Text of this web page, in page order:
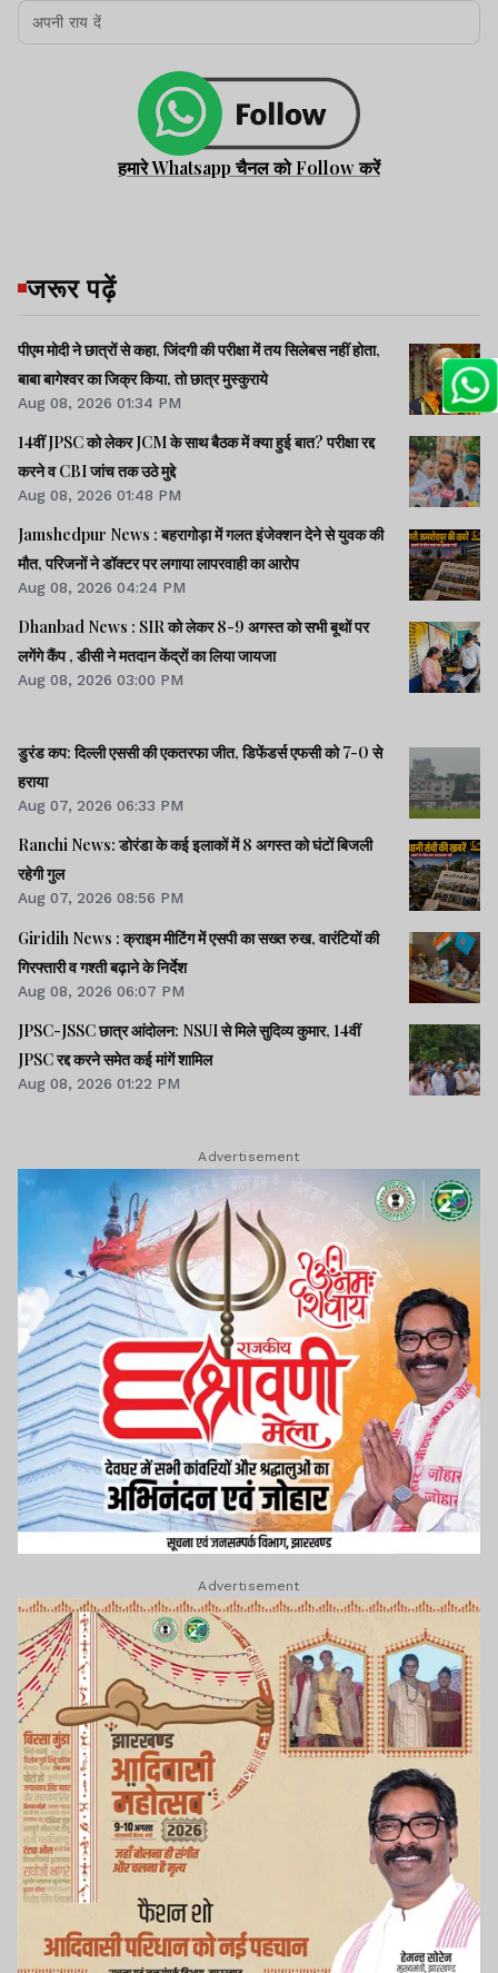
हमारे Whatsapp चैनल को Follow करें
जरूर पढ़ें
पीएम मोदी ने छात्रों से कहा, जिंदगी की परीक्षा में तय सिलेबस नहीं होता,
बाबा बागेश्वर का जिक्र किया, तो छात्र मुस्कुराये
Aug 08, 2026 01:34 PM
14वीं JPSC को लेकर JCM के साथ बैठक में क्या हुई बात? परीक्षा रद्द
करने व CBI जांच तक उठे मुद्दे
Aug 08, 2026 01:48 PM
Jamshedpur News : बहरागोड़ा में गलत इंजेक्शन देने से युवक की
मौत, परिजनों ने डॉक्टर पर लगाया लापरवाही का आरोप
Aug 08, 2026 04:24 PM
Dhanbad News : SIR को लेकर 8-9 अगस्त को सभी बूथों पर
लगेंगे कैंप , डीसी ने मतदान केंद्रों का लिया जायजा
Aug 08, 2026 03:00 PM
डुरंड कप: दिल्ली एससी की एकतरफा जीत, डिफेंडर्स एफसी को 7-0 से
हराया
Aug 07, 2026 06:33 PM
Ranchi News: डोरंडा के कई इलाकों में 8 अगस्त को घंटों बिजली
रहेगी गुल
Aug 07, 2026 08:56 PM
Giridih News : क्राइम मीटिंग में एसपी का सख्त रुख, वारंटियों की
गिरफ्तारी व गश्ती बढ़ाने के निर्देश
Aug 08, 2026 06:07 PM
JPSC-JSSC छात्र आंदोलन: NSUI से मिले सुदिव्य कुमार, 14वीं
JPSC रद्द करने समेत कई मांगें शामिल
Aug 08, 2026 01:22 PM
Advertisement
Advertisement